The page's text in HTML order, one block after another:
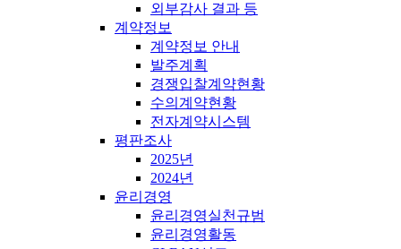
외부감사 결과 등
계약정보
계약정보 안내
발주계획
경쟁입찰계약현황
수의계약현황
전자계약시스템
평판조사
2025년
2024년
윤리경영
윤리경영실천규범
윤리경영활동